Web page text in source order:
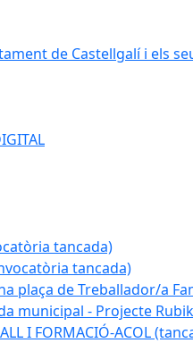
de Castellgalí i els
tancada)
tancada)
plaça de Treballador/a
municipal - Projecte
I FORMACIÓ-ACOL